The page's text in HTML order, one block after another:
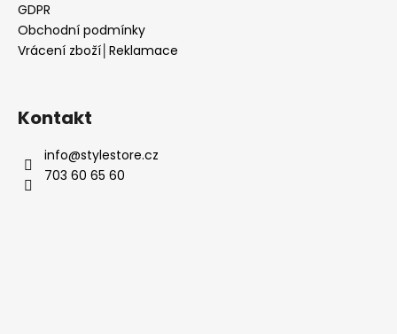
GDPR
Obchodní podmínky
Vrácení zboží│Reklamace
Kontakt
info@stylestore.cz
703 60 65 60